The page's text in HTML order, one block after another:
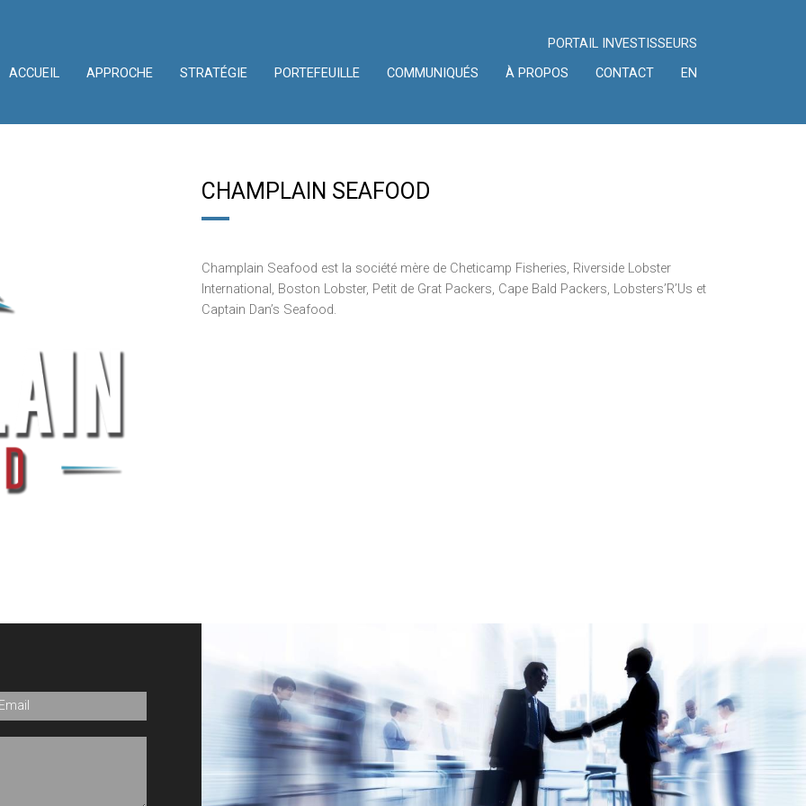
PORTAIL INVESTISSEURS
ACCUEIL
APPROCHE STRATÉGIE PORTEFEUILLE COMMUNIQUÉS À PROPOS CONTACT EN
CHAMPLAIN SEAFOOD
Champlain Seafood est la société mère de Cheticamp Fisheries, Riverside Lobster
International, Boston Lobster, Petit de Grat Packers, Cape Bald Packers, Lobsters’R’Us et
Captain Dan’s Seafood.